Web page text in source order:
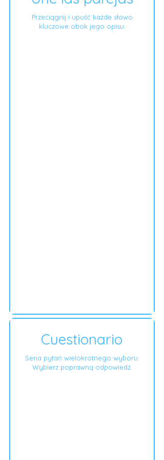
Przeciągnij i upuść każde słowo
kluczowe obok jego opisu.
Cuestionario
Seria pytań wielokrotnego wyboru.
Wybierz poprawną odpowiedź.